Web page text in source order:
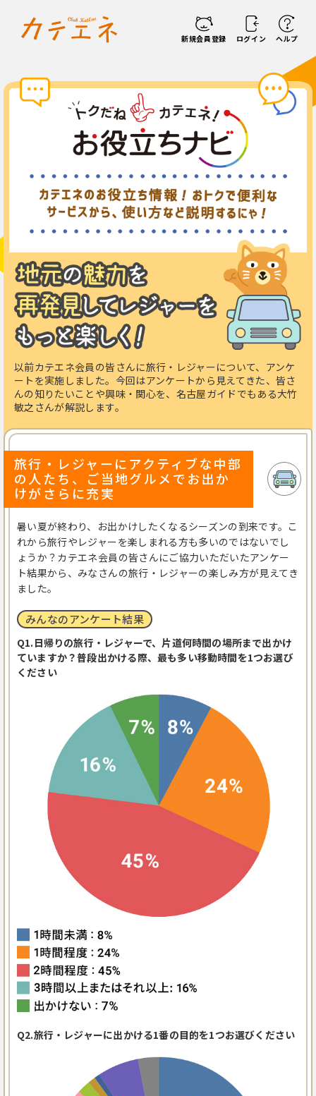
新規会員登録 ログイン ヘルプ
以前カテエネ会員の皆さんに旅行・レジャーについて、アンケ
ートを実施しました。今回はアンケートから見えてきた、皆さ
んの知りたいことや興味・関心を、名古屋ガイドでもある大竹
敏之さんが解説します。
旅行・レジャーにアクティブな中部
の人たち、ご当地グルメでお出か
けがさらに充実
暑い夏が終わり、お出かけしたくなるシーズンの到来です。こ
れから旅行やレジャーを楽しまれる方も多いのではないでし
ょうか？カテエネ会員の皆さんにご協力いただいたアンケー
ト結果から、みなさんの旅行・レジャーの楽しみ方が見えてき
ました。
みんなのアンケート結果
Q1.日帰りの旅行・レジャーで、片道何時間の場所まで出かけ
ていますか？普段出かける際、最も多い移動時間を1つお選び
ください
Q2.旅行・レジャーに出かける1番の目的を1つお選びください